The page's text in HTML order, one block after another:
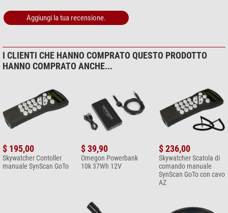
Aggiungi la tua recensione.
I CLIENTI CHE HANNO COMPRATO QUESTO PRODOTTO
HANNO COMPRATO ANCHE...
$ 195,00
Skywatcher Contoller
manuale SynScan GoTo
$ 39,90
Omegon Powerbank
10k 37Wh 12V
$ 236,00
Skywatcher Scatola di
comando manuale
SynScan GoTo con cavo
AZ